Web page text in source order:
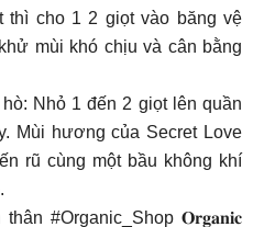
thì cho 1 2 giọt vào băng vệ
mùi khó chịu và cân bằng
Nhỏ 1 đến 2 giọt lên quần
Mùi hương của Secret Love
rũ cùng một bầu không khí
#Organic_Shop 𝐎𝐫𝐠𝐚𝐧𝐢𝐜